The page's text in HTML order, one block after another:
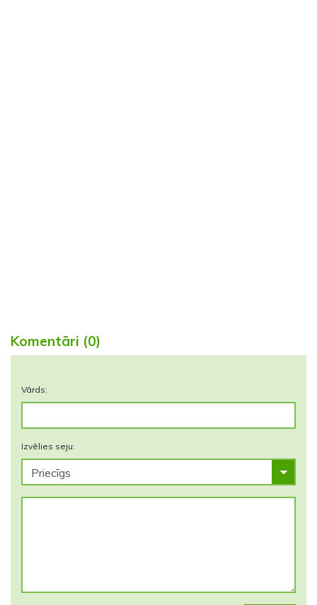
Komentāri (0)
Vārds:
Izvēlies seju: